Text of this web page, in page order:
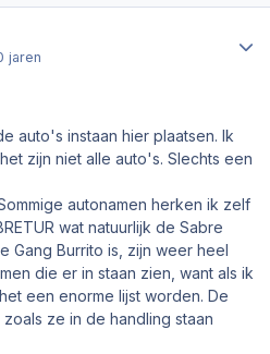
jaren
auto's instaan hier plaatsen. Ik
zijn niet alle auto's. Slechts een
autonamen herken ik zelf
wat natuurlijk de Sabre
Gang Burrito is, zijn weer heel
die er in staan zien, want als ik
een enorme lijst worden. De
ze in de handling staan